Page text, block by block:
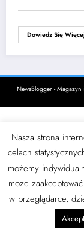
Dowiedz Się Więcej
NewsBlogger -
Nasza strona
celach
możemy
może
w przeglądarce,